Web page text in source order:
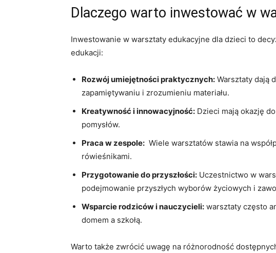
Dlaczego warto​ inwestować w
Inwestowanie w warsztaty edukacyjne ​dla dzieci to
edukacji:
Rozwój umiejętności praktycznych: Warsztaty dają
zapamiętywaniu ⁢i zrozumieniu materiału.
Kreatywność i innowacyjność: ⁣Dzieci⁣ mają ‍okazję
pomysłów.
Praca w zespole:
Wiele warsztatów stawia na
rówieśnikami.
Przygotowanie do przyszłości: Uczestnictwo w
podejmowanie przyszłych‌ wyborów życiowych i
Wsparcie rodziców‍ i nauczycieli: warsztaty często
domem a szkołą.
Warto także zwrócić uwagę ‌na⁤ różnorodność